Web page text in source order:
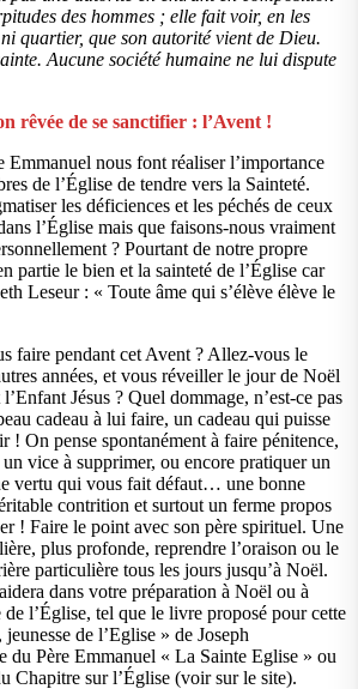
des hommes ; elle fait voir, en les
quartier, que son autorité vient de Dieu.
Aucune société humaine ne lui dispute
rêvée de se sanctifier : l’Avent !
nous font réaliser l’importance
de l’Église de tendre vers la Sainteté.
les déficiences et les péchés de ceux
l’Église mais que faisons-nous vraiment
? Pourtant de notre propre
partie le bien et la sainteté de l’Église car
Leseur : « Toute âme qui s’élève élève le
pendant cet Avent ? Allez-vous le
années, et vous réveiller le jour de Noël
Jésus ? Quel dommage, n’est-ce pas
cadeau à lui faire, un cadeau qui puisse
! On pense spontanément à faire pénitence,
vice à supprimer, ou encore pratiquer un
vertu qui vous fait défaut… une bonne
contrition et surtout un ferme propos
! Faire le point avec son père spirituel. Une
plus profonde, reprendre l’oraison ou le
particulière tous les jours jusqu’à Noël.
dans votre préparation à Noël ou à
l’Église, tel que le livre proposé pour cette
de l’Eglise » de Joseph
du Père Emmanuel « La Sainte Eglise » ou
Chapitre sur l’Église (voir sur le site).